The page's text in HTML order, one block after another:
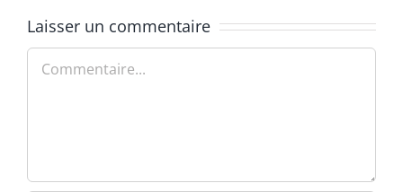
Laisser un commentaire
Commentaire